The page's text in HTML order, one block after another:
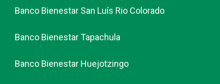
Banco Bienestar San Luís Rio Colorado
Banco Bienestar Tapachula
Banco Bienestar Huejotzingo